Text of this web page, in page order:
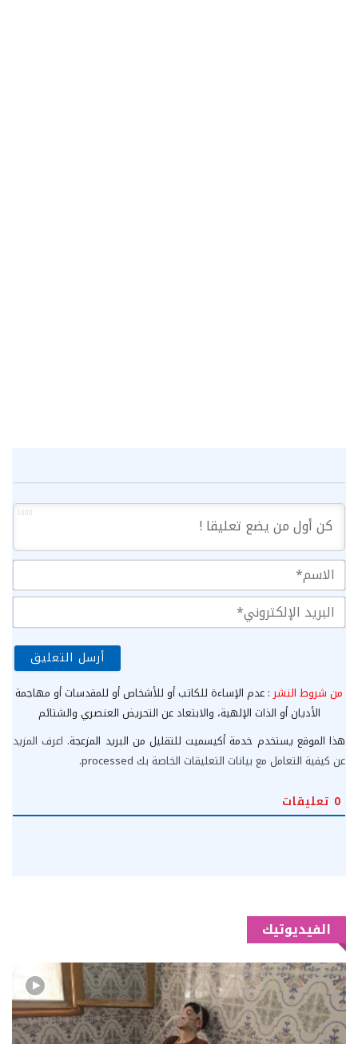
1000
من شروط النشر: عدم الإساءة للكاتب أو للأشخاص أو للمقدسات أو مهاجمة
الأديان أو الذات الإلهية، والابتعاد عن التحريض العنصري والشتائم
هذا الموقع يستخدم خدمة أكيسميت للتقليل من البريد المزعجة. اعرف المزيد
عن كيفية التعامل مع بيانات التعليقات الخاصة بك processed
.
0 تعليقات
الفيديوتيك